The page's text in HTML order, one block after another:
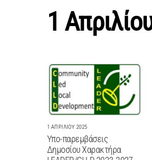
1
1 ΑΠΡΙΛΊΟΥ 2025
Υπο-παρεμβάσεις
Δημοσίου Χαρακτήρα